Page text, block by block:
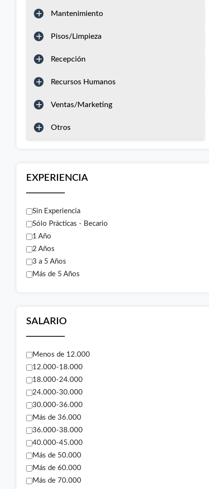
Mantenimiento
Pisos/Limpieza
Recepción
Recursos Humanos
Ventas/Marketing
Otros
EXPERIENCIA
Sin Experiencia
Sólo Prácticas - Becario
1 Año
2 Años
3 a 5 Años
Más de 5 Años
SALARIO
Menos de 12.000
12.000-18.000
18.000-24.000
24.000-30.000
30.000-36.000
Más de 36.000
36.000-38.000
40.000-45.000
Más de 50.000
Más de 60.000
Más de 70.000